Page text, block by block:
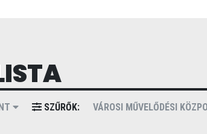
SZŰRŐK: VÁROSI MŰVELŐDÉSI